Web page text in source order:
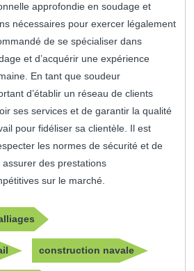
approfondie en soudage et
nécessaires pour exercer légalement
de se spécialiser dans
et d’acquérir une expérience
En tant que soudeur
d’établir un réseau de clients
ses services et de garantir la qualité
pour fidéliser sa clientèle. Il est
les normes de sécurité et de
des prestations
sur le marché.
construction navale